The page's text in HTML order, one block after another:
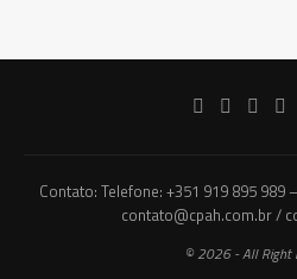
Contato: Telefone: +351 919 895 989
contato@cpah.com.br /
© 2026 - All Right